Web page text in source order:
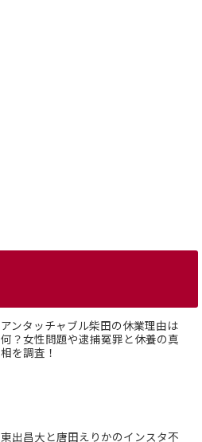
アンタッチャブル柴田の休業理由は
何？女性問題や逮捕冤罪と休養の真
相を調査！
東出昌大と唐田えりかのインスタ不